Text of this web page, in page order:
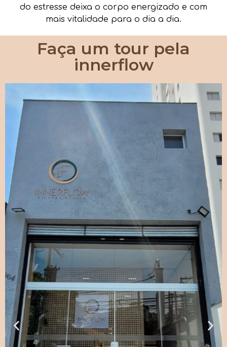
do estresse deixa o corpo energizado e com
mais vitalidade para o dia a dia.
Faça um tour pela
innerflow